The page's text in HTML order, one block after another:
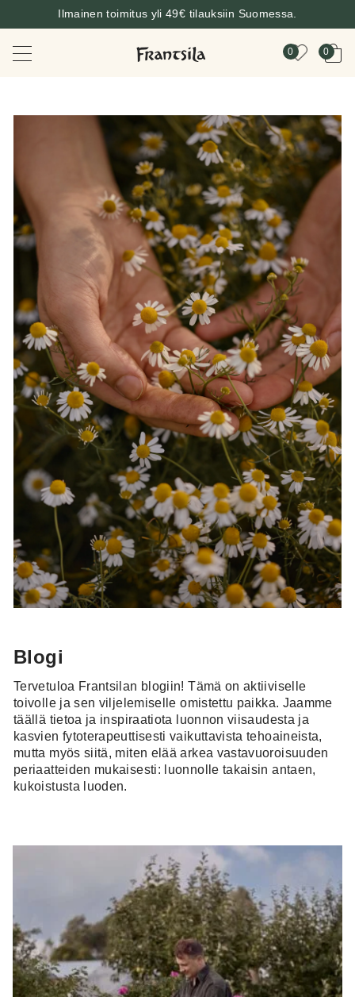
Ilmainen toimitus yli 49€ tilauksiin Suomessa.
0 0
Blogi
Tervetuloa Frantsilan blogiin! Tämä on aktiiviselle
toivolle ja sen viljelemiselle omistettu paikka. Jaamme
täällä tietoa ja inspiraatiota luonnon viisaudesta ja
kasvien fytoterapeuttisesti vaikuttavista tehoaineista,
mutta myös siitä, miten elää arkea vastavuoroisuuden
periaatteiden mukaisesti: luonnolle takaisin antaen,
kukoistusta luoden.